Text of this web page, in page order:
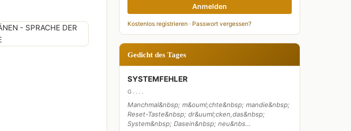
Anmelden
Kostenlos registrieren · Passwort vergessen?
Gedicht des Tages
SYSTEMFEHLER
G . . . .
Manchmal&nbsp; m&ouml;chte&nbsp; mandie&nbsp;
Reset-Taste&nbsp; dr&uuml;cken,das&nbsp;
System&nbsp; Dasein&nbsp; neu&nbs…